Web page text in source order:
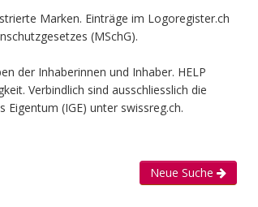
Marken. Einträge im Logoregister.ch
(MSchG).
der Inhaberinnen und Inhaber. HELP
Verbindlich sind ausschliesslich die
(IGE) unter swissreg.ch.
Neue Suche